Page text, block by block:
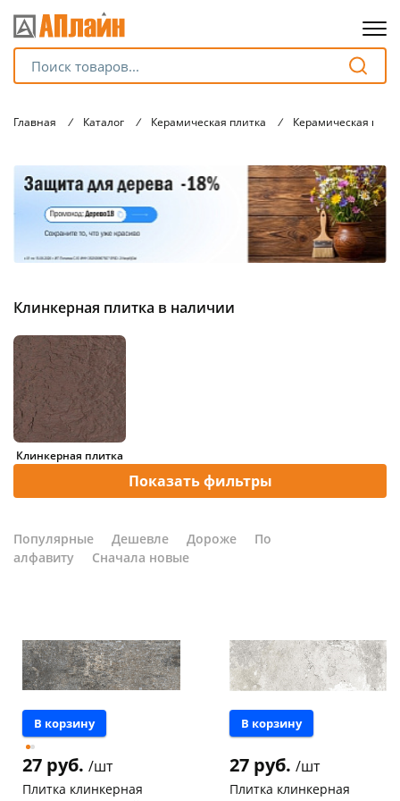
Главная / Каталог / Керамическая плитка / Керамическая
Клинкерная плитка в наличии
Клинкерная плитка
Показать фильтры
Популярные Дешевле Дороже
По
алфавиту
Сначала новые
В корзину
27 руб. /шт
Плитка клинкерная
В корзину
27 руб. /шт
Плитка клинкерная
оплатуна части
без переплат
25 %
Добавляйте товары
в корзину
% картой любого банка
Оставшиеся75% будут
списыватьсяс вашей карты
по25% каждые 2 недели
Подробнее